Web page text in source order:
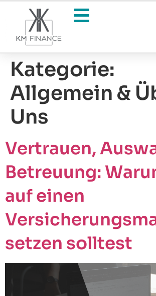
Kategorie:
Allgemein &
Uns
Vertrauen,
Betreuung:
auf einen
setzen solltest